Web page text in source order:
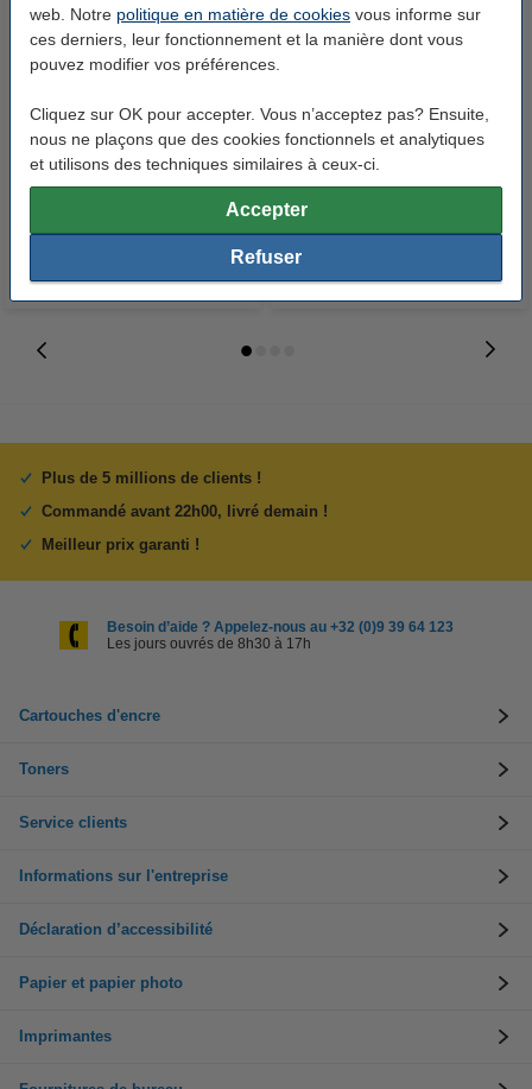
web. Notre politique en matière de cookies vous informe sur
ces derniers, leur fonctionnement et la manière dont vous
pouvez modifier vos préférences.
Cliquez sur OK pour accepter. Vous n’acceptez pas? Ensuite,
nous ne plaçons que des cookies fonctionnels et analytiques
et utilisons des techniques similaires à ceux-ci.
Accepter
Refuser
Marque 123encre remplace HP
12A (Q2612A) toner noir
Philips PFA-331 rouleau
transfert thermique (marque
123encre) - noir
Plus de 5 millions de clients !
Commandé avant 22h00, livré demain !
Meilleur prix garanti !
Besoin d’aide ? Appelez-nous au +32 (0)9 39 64 123
Les jours ouvrés de 8h30 à 17h
Cartouches d'encre
Toners
Service clients
Informations sur l'entreprise
Déclaration d’accessibilité
Papier et papier photo
Imprimantes